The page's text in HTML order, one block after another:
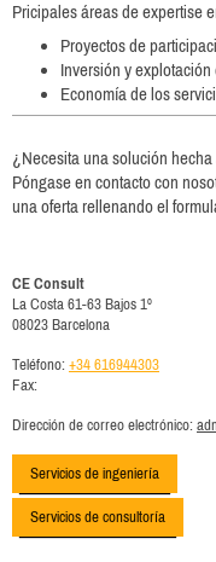
Pricipales áreas de expertise
Proyectos de
Inversión y explotación
Economía de los
¿Necesita una solución
Póngase en contacto con
una oferta rellenando el
CE Consult
La Costa 61-63 Bajos 1º
08023 Barcelona
Teléfono: +34 616944303
Fax:
Dirección de correo electrónico:
Servicios de ingeniería
Servicios de consultoría